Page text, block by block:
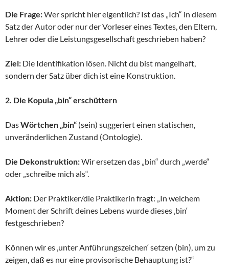
Die Frage:Wer spricht hier eigentlich? Ist das „Ich“ in diesem
Satz der Autor oder nur der Vorleser eines Textes, den Eltern,
Lehrer oder die Leistungsgesellschaft geschrieben haben?
Ziel: Die Identifikation lösen. Nicht du bist mangelhaft,
sondern der Satz über dich ist eine Konstruktion.
2. Die Kopula „bin“ erschüttern
DasWörtchen „bin“ (sein) suggeriert einen statischen,
unveränderlichen Zustand (Ontologie).
Die Dekonstruktion:Wir ersetzen das „bin“ durch „werde“
oder „schreibe mich als“.
Aktion: Der Praktiker/die Praktikerin fragt: „In welchem
Moment der Schrift deines Lebens wurde dieses ‚bin‘
festgeschrieben?
Können wir es ‚unter Anführungszeichen‘ setzen (bin), um zu
zeigen, daß es nur eine provisorische Behauptung ist?“